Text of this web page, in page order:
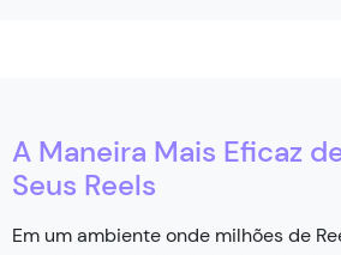
A Maneira Mais Eficaz
Seus Reels
Em um ambiente onde milhões de